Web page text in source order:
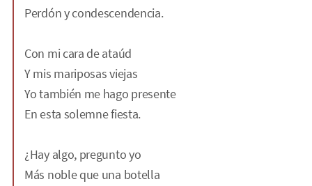
Perdón y condescendencia.
Con mi cara de ataúd
Y mis mariposas viejas
Yo también me hago presente
En esta solemne fiesta.
¿Hay algo, pregunto yo
Más noble que una botella